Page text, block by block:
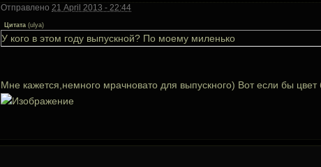
Отправлено 21 April 2013 - 22:44
Цитата (ulya)
У кого в этом году выпускной? По моему миленько
Мне кажется,немного мрачновато для выпускного) Вот если бы